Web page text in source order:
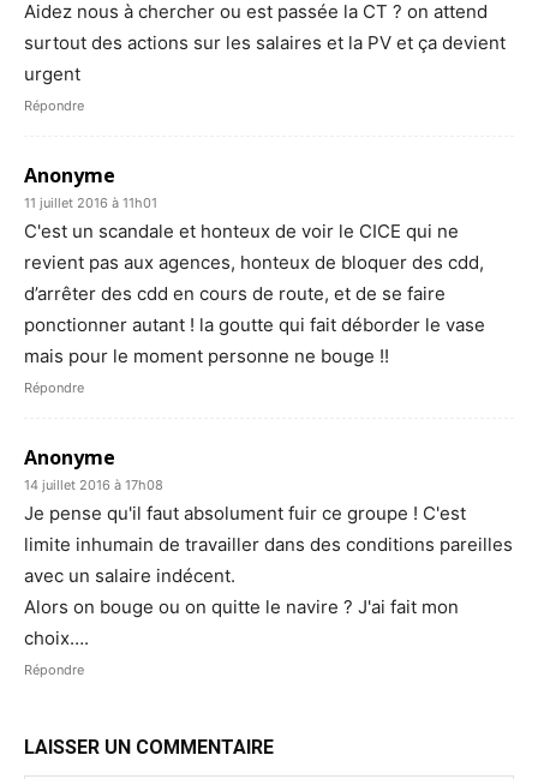
Aidez nous à chercher ou est passée la CT ? on attend
surtout des actions sur les salaires et la PV et ça devient
urgent
Répondre
Anonyme
11 juillet 2016 à 11h01
C'est un scandale et honteux de voir le CICE qui ne
revient pas aux agences, honteux de bloquer des cdd,
d’arrêter des cdd en cours de route, et de se faire
ponctionner autant ! la goutte qui fait déborder le vase
mais pour le moment personne ne bouge !!
Répondre
Anonyme
14 juillet 2016 à 17h08
Je pense qu'il faut absolument fuir ce groupe ! C'est
limite inhumain de travailler dans des conditions pareilles
avec un salaire indécent.
Alors on bouge ou on quitte le navire ? J'ai fait mon
choix….
Répondre
LAISSER UN COMMENTAIRE